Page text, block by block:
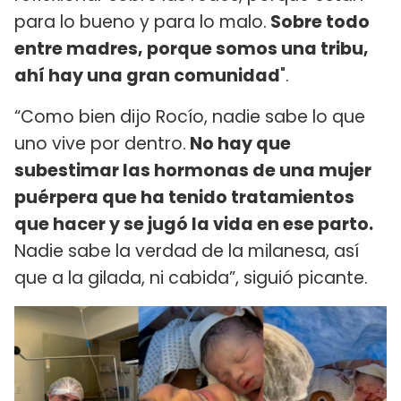
para lo bueno y para lo malo. Sobre todo
entre madres, porque somos una tribu,
ahí hay una gran comunidad".
“Como bien dijo Rocío, nadie sabe lo que
uno vive por dentro. No hay que
subestimar las hormonas de una mujer
puérpera que ha tenido tratamientos
que hacer y se jugó la vida en ese parto.
Nadie sabe la verdad de la milanesa, así
que a la gilada, ni cabida”, siguió picante.